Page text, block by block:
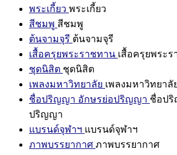
พระเกี้ยว พระเกี้ยว
สีชมพู สีชมพู
ต้นจามจุรี ต้นจามจุรี
เสื้อครุยพระราชทาน เสื้อครุยพระ
ชุดนิสิต ชุดนิสิต
เพลงมหาวิทยาลัย เพลงมหาวิทยาลั
ชื่อปริญญา อักษรย่อปริญญา ชื่อป
ปริญญา
แบรนด์จุฬาฯ แบรนด์จุฬาฯ
ภาพบรรยากาศ ภาพบรรยากาศ